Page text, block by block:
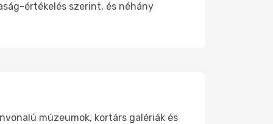
értékelés szerint, és néhány
múzeumok, kortárs galériák és